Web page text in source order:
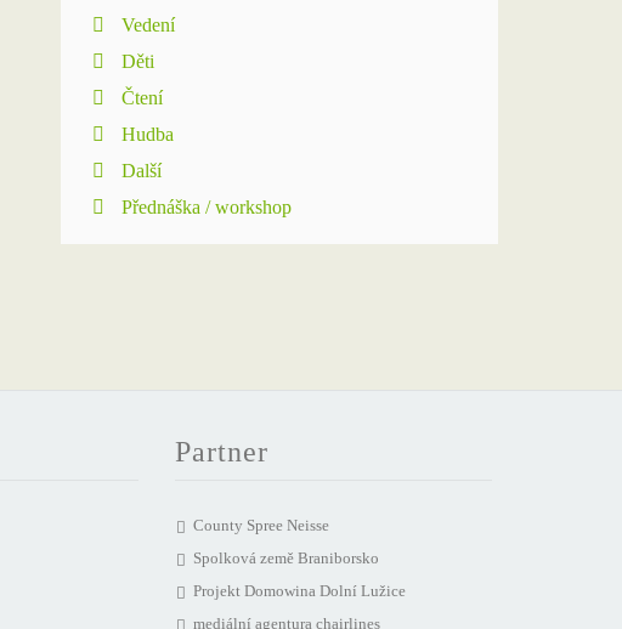
Vedení
Děti
Čtení
Hudba
Další
Přednáška / workshop
Partner
County Spree Neisse
Spolková země Braniborsko
Projekt Domowina Dolní Lužice
mediální agentura chairlines